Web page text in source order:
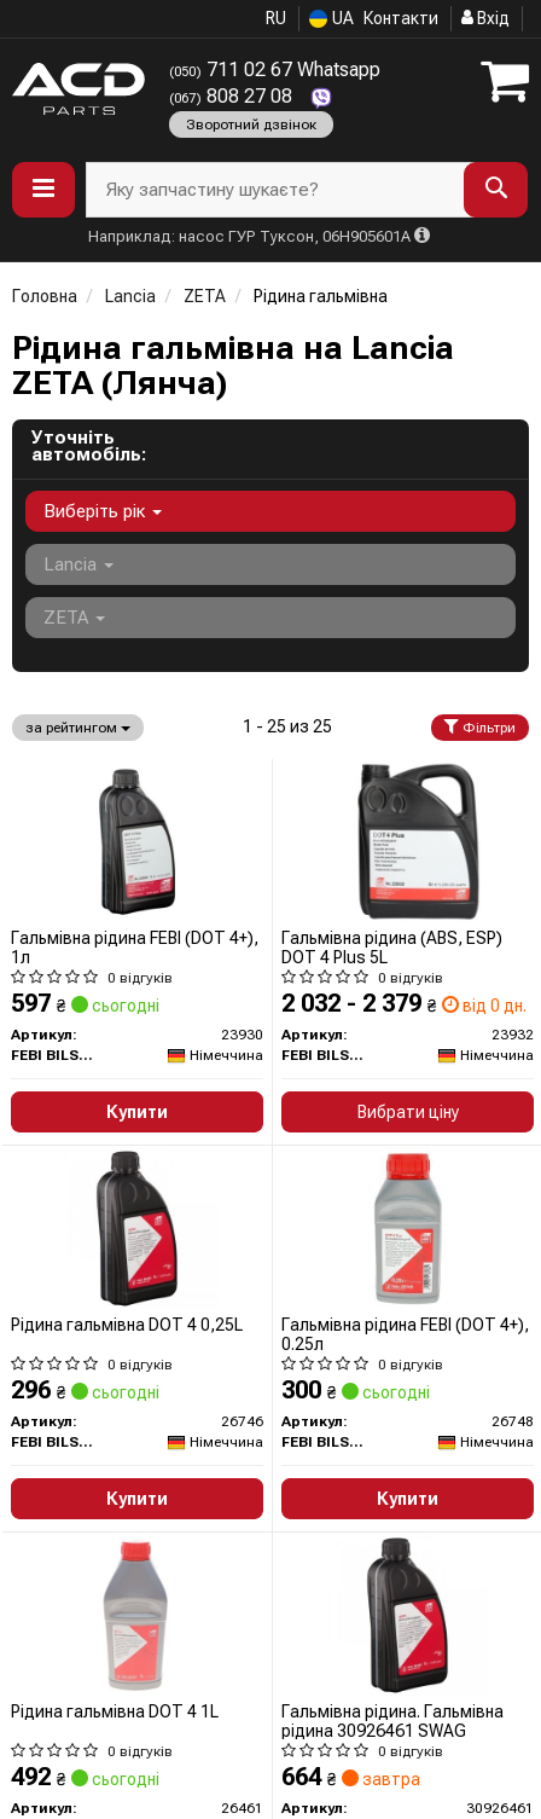
RU UA Контакти Вхід
(050) 711 02 67 Whatsapp
(067) 808 27 08
Зворотний дзвінок
Яку запчастину шукаєте?
Наприклад: насос ГУР Туксон, 06H905601A
Головна Lancia ZETA Рідина гальмівна
Рідина гальмівна на Lancia
ZETA (Лянча)
Уточніть
автомобіль:
Виберіть рік
Lancia
ZETA
за рейтингом 1 - 25 из 25 Фільтри
Гальмівна рідина FEBI (DOT 4+),
1л
0 відгуків
597 ₴ сьогодні
Артикул:
23930
FEBI BILSTEIN
Німеччина
Купити
Гальмівна рідина (ABS, ESP)
DOT 4 Plus 5L
0 відгуків
2 032 - 2 379 ₴ від 0 дн.
Артикул:
23932
FEBI BILSTEIN
Німеччина
Вибрати ціну
Рідина гальмівна DOT 4 0,25L
0 відгуків
296 ₴ сьогодні
Артикул:
26746
FEBI BILSTEIN
Німеччина
Купити
Гальмівна рідина FEBI (DOT 4+),
0.25л
0 відгуків
300 ₴ сьогодні
Артикул:
26748
FEBI BILSTEIN
Німеччина
Купити
Рідина гальмівна DOT 4 1L
0 відгуків
492 ₴ сьогодні
Артикул:
26461
Гальмівна рідина. Гальмівна
рідина 30926461 SWAG
0 відгуків
664 ₴ завтра
Артикул:
30926461